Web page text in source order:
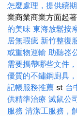
怎麼處理，提供續
業商業商業方面起
的美味 東海放鬆按
居無瑕疵 新竹整復
或重物運輸 助聽器
需要攜帶哪些文件
優質的不鏽鋼廚具
記帳服務推薦 st 台
供精準治療 滅鼠公
服務 清潔工服務，